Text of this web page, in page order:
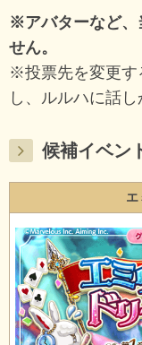
※アバターなど、
せん。
※投票先を変更す
し、ルルハに話し
候補イベン
エ